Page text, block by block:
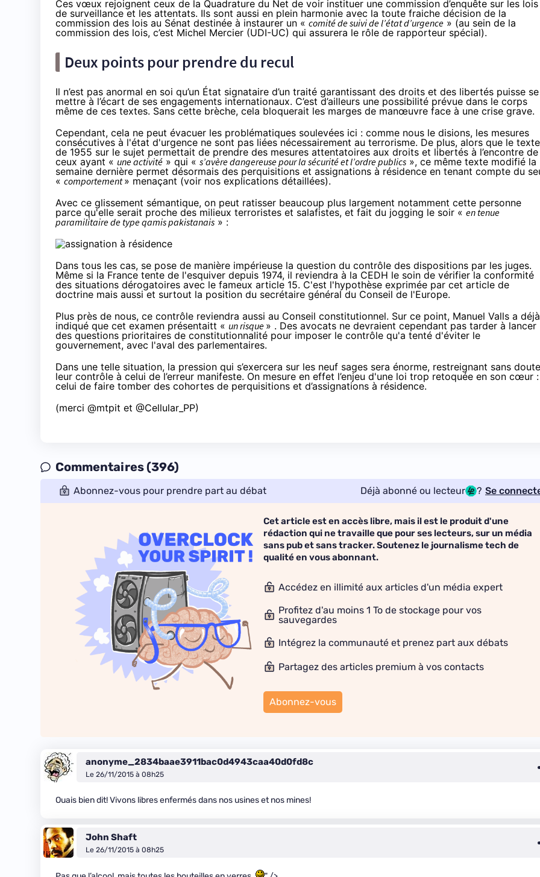
Ces vœux rejoignent ceux de la Quadrature du Net de voir instituer une commission d’enquête sur les lois
de surveillance et les attentats. Ils sont aussi en plein harmonie avec la toute fraiche décision de la
commission des lois au Sénat destinée à instaurer un « comité de suivi de l’état d’urgence » (au sein de la
commission des lois, c’est Michel Mercier (UDI-UC) qui assurera le rôle de rapporteur spécial).
Deux points pour prendre du recul
Il n’est pas anormal en soi qu’un État signataire d’un traité garantissant des droits et des libertés puisse se
mettre à l’écart de ses engagements internationaux. C’est d’ailleurs une possibilité prévue dans le corps
même de ces textes. Sans cette brèche, cela bloquerait les marges de manœuvre face à une crise grave.
Cependant, cela ne peut évacuer les problématiques soulevées ici : comme nous le disions, les mesures
consécutives à l'état d'urgence ne sont pas liées nécessairement au terrorisme. De plus, alors que le texte
de 1955 sur le sujet permettait de prendre des mesures attentatoires aux droits et libertés à l’encontre de
ceux ayant « une activité » qui « s’avère dangereuse pour la sécurité et l’ordre publics », ce même texte modifié la
semaine dernière permet désormais des perquisitions et assignations à résidence en tenant compte du
« comportement» menaçant (voir nos explications détaillées).
Avec ce glissement sémantique, on peut ratisser beaucoup plus largement notamment cette personne
parce qu'elle serait proche des milieux terroristes et salafistes, et fait du jogging le soir « en tenue
paramilitaire de type qamis pakistanais » :
Dans tous les cas, se pose de manière impérieuse la question du contrôle des dispositions par les juges.
Même si la France tente de l'esquiver depuis 1974, il reviendra à la CEDH le soin de vérifier la conformité
des situations dérogatoires avec le fameux article 15. C'est l'hypothèse exprimée par cet article de
doctrine mais aussi et surtout la position du secrétaire général du Conseil de l'Europe.
Plus près de nous, ce contrôle reviendra aussi au Conseil constitutionnel. Sur ce point, Manuel Valls a déjà
indiqué que cet examen présentaitt « un risque » . Des avocats ne devraient cependant pas tarder à lancer
des questions prioritaires de constitutionnalité pour imposer le contrôle qu'a tenté d'éviter le
gouvernement, avec l'aval des parlementaires.
Dans une telle situation, la pression qui s’exercera sur les neuf sages sera énorme, restreignant sans doute
leur contrôle à celui de l’erreur manifeste. On mesure en effet l’enjeu d'une loi trop retoquée en son cœur :
celui de faire tomber des cohortes de perquisitions et d’assignations à résidence.
(merci @mtpit et @Cellular_PP)
Commentaires (396)
Abonnez-vous pour prendre part au débat Déjà abonné ou lecteur ? Se
Cet article est en accès libre, mais il est le produit d'une
rédaction qui ne travaille que pour ses lecteurs, sur un média
sans pub et sans tracker. Soutenez le journalisme tech de
qualité en vous abonnant.
Accédez en illimité aux articles d'un média expert
Profitez d'au moins 1 To de stockage pour vos
sauvegardes
Intégrez la communauté et prenez part aux débats
Partagez des articles premium à vos contacts
Abonnez-vous
anonyme_2834baae3911bac0d4943caa40d0fd8c
Le 26/11/2015 à 08h25
Ouais bien dit! Vivons libres enfermés dans nos usines et nos mines!
John Shaft
Le 26/11/2015 à 08h25